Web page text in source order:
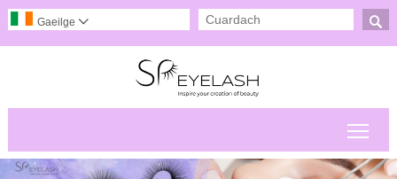

Gaeilge 